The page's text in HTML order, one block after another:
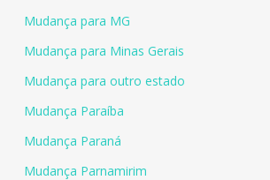
Mudança para MG
Mudança para Minas Gerais
Mudança para outro estado
Mudança Paraíba
Mudança Paraná
Mudança Parnamirim